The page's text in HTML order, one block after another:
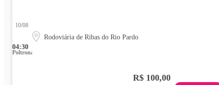
04:30
10/08
Rodoviária de Ribas do Rio Pardo
Poltrona
R$ 100,00